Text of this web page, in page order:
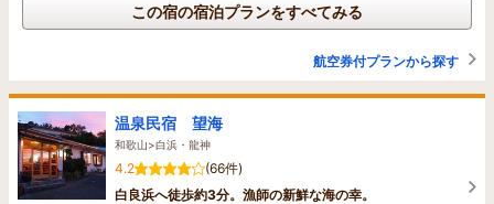
この宿の宿泊プランをすべてみる
航空券付プランから探す
温泉民宿 望海
和歌山>白浜・龍神
4.2
(66件)
白良浜へ徒歩約3分。漁師の新鮮な海の幸。